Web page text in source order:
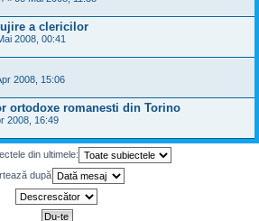
a clericilor
2008, 00:41
2008, 15:06
ortodoxe romanesti din Torino
2008, 16:49
din ultimele:
după